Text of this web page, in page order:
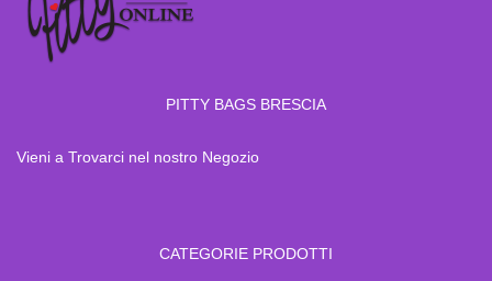
PITTY BAGS BRESCIA
Vieni a Trovarci nel nostro Negozio
CATEGORIE PRODOTTI